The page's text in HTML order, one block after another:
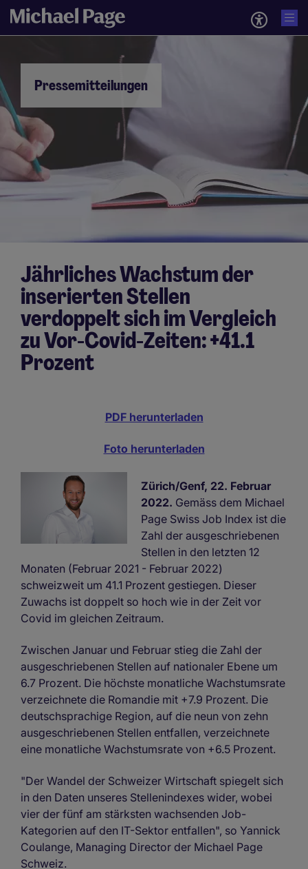
Pressemitteilungen
Jährliches Wachstum der
inserierten Stellen
verdoppelt sich im Vergleich
zu Vor-Covid-Zeiten: +41.1
Prozent
PDF herunterladen
Foto herunterladen
Zürich/Genf, 22. Februar
2022. Gemäss dem Michael
Page Swiss Job Index ist die
Zahl der ausgeschriebenen
Stellen in den letzten 12
Monaten (Februar 2021 - Februar 2022)
schweizweit um 41.1 Prozent gestiegen. Dieser
Zuwachs ist doppelt so hoch wie in der Zeit vor
Covid im gleichen Zeitraum.
Zwischen Januar und Februar stieg die Zahl der
ausgeschriebenen Stellen auf nationaler Ebene um
6.7 Prozent. Die höchste monatliche Wachstumsrate
verzeichnete die Romandie mit +7.9 Prozent. Die
deutschsprachige Region, auf die neun von zehn
ausgeschriebenen Stellen entfallen, verzeichnete
eine monatliche Wachstumsrate von +6.5 Prozent.
"Der Wandel der Schweizer Wirtschaft spiegelt sich
in den Daten unseres Stellenindexes wider, wobei
vier der fünf am stärksten wachsenden Job-
Kategorien auf den IT-Sektor entfallen", so Yannick
Coulange, Managing Director der Michael Page
Schweiz.